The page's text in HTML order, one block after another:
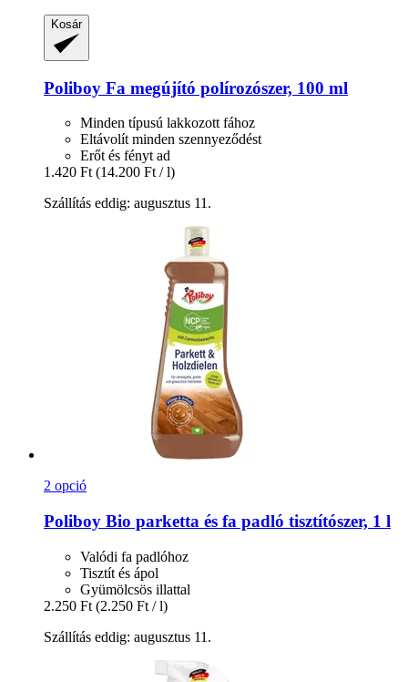
Kosár
Poliboy Fa megújító polírozószer, 100 ml
Minden típusú lakkozott fához
Eltávolít minden szennyeződést
Erőt és fényt ad
1.420 Ft (14.200 Ft / l)
Szállítás eddig: augusztus 11.
2 opció
Poliboy Bio parketta és fa padló tisztítószer, 1 l
Valódi fa padlóhoz
Tisztít és ápol
Gyümölcsös illattal
2.250 Ft (2.250 Ft / l)
Szállítás eddig: augusztus 11.